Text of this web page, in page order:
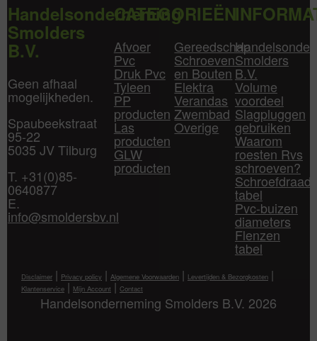
Handelsonderneming
Smolders
B.V.
Geen afhaal
mogelijkheden.
Spaubeekstraat
95-22
5035 JV Tilburg
T. +31(0)85-
0640877
E.
info@smoldersbv.nl
CATEGORIEËN
Afvoer
Pvc
Druk Pvc
Tyleen
PP
producten
Las
producten
GLW
producten
Gereedschap
Schroeven
en Bouten
Elektra
Verandas
Zwembad
Overige
Smolders
B.V.
Volume
voordeel
Slagpluggen
gebruiken
Waarom
roesten Rvs
schroeven?
Schroefdraad
tabel
Pvc-buizen
diameters
Flenzen
tabel
Disclaimer | Privacy policy | Algemene Voorwaarden | Levertijden & Bezorgkosten |
Klantenservice | Mijn Account | Contact
Handelsonderneming Smolders B.V. 2026